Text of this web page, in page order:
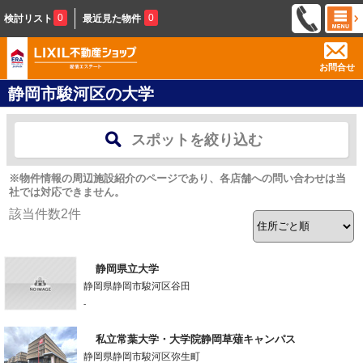
検討リスト 0 最近見た物件 0
お問合せ
静岡市駿河区の大学
スポットを絞り込む
※物件情報の周辺施設紹介のページであり、各店舗への問い合わせは当
社では対応できません。
該当件数2件
静岡県立大学
静岡県静岡市駿河区谷田
-
私立常葉大学・大学院静岡草薙キャンパス
静岡県静岡市駿河区弥生町